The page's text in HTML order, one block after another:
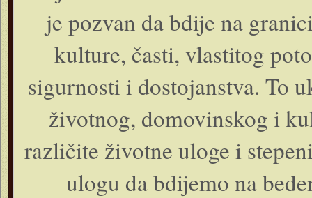
je pozvan da bdije na
kulture, časti, vlastitog
sigurnosti i dostojanstva. To
životnog, domovinskog i
različite životne uloge i
ulogu da bdijemo na